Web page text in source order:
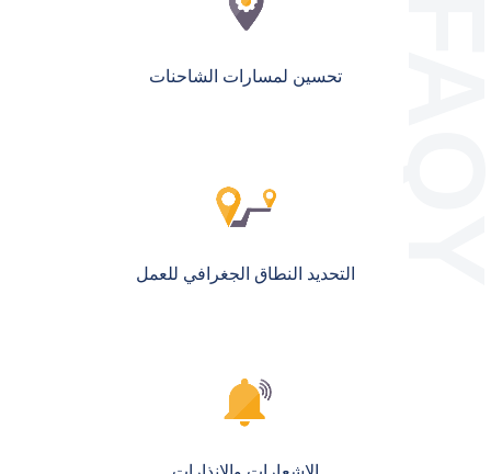
تحسين لمسارات الشاحنات
التحديد النطاق الجغرافي للعمل